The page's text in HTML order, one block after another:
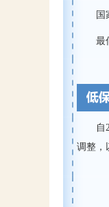
最
自
调整，